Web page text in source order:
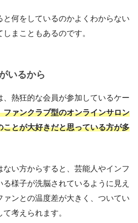
と何をしているのかよくわからない
まこともあるのです。
いるから
、熱狂的な会員が参加しているケー
ファンクラブ型のオンラインサロン
ことが大好きだと思っている方が多
ない方からすると、芸能人やインフ
様子が洗脳されているように見え
ァンとの温度差が大きく、ついてい
考えられます。